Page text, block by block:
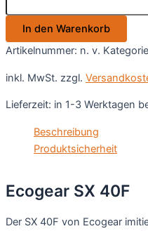
Menge
In den Warenkorb
Artikelnummer: n. v.
inkl. MwSt. zzgl.
Lieferzeit: in 1-3 Werktagen
Beschreibung
Produktsicherheit
Ecogear SX 40F
Der SX 40F von Ecogear